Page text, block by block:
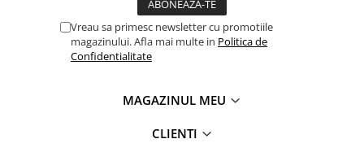
Fălcile pentru 4-bacuri DK12
Mandrine independente
Mandrină cu 3 fălci din fontă
Mandrină cu 4 fălci din fontă
Seturi de unelte pentru strungarie
Vreau sa primesc newsletter cu promotiile
magazinului. Afla mai multe in Politica de
Confidentialitate
MAGAZINUL MEU
CLIENTI